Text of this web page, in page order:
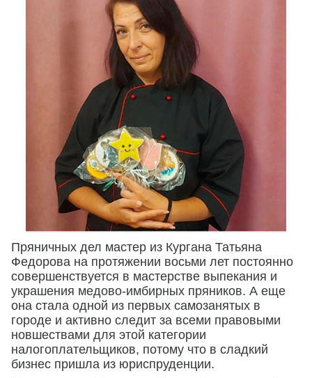
Пряничных дел мастер из Кургана Татьяна
Федорова на протяжении восьми лет постоянно
совершенствуется в мастерстве выпекания и
украшения медово-имбирных пряников. А еще
она стала одной из первых самозанятых в
городе и активно следит за всеми правовыми
новшествами для этой категории
налогоплательщиков, потому что в сладкий
бизнес пришла из юриспруденции.